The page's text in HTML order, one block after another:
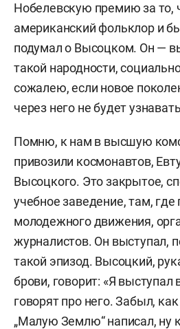
Нобелевскую премию за то,
американский фольклор и
подумал о Высоцком. Он —
такой народности,
сожалею, если новое
через него не будет
Помню, к нам в высшую
привозили космонавтов,
Высоцкого. Это закрытое,
учебное заведение, там, где
молодежного движения,
журналистов. Он выступал,
такой эпизод. Высоцкий,
брови, говорит: «Я
говорят про него. Забыл,
„Малую Землю“ написал, ну